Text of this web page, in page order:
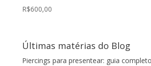
R$600,00
Últimas matérias do Blog
Piercings para presentear: guia